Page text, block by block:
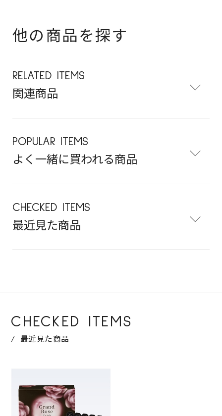
他の商品を探す
RELATED ITEMS
関連商品
POPULAR ITEMS
よく一緒に買われる商品
CHECKED ITEMS
最近見た商品
CHECKED ITEMS
最近見た商品